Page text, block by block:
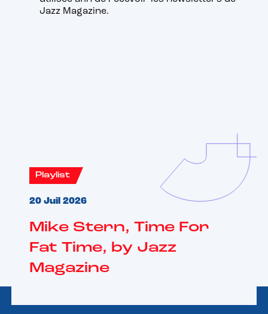
Jazz Magazine.
Playlist
20 Juil 2026
Mike Stern, Time For
Fat Time, by Jazz
Magazine